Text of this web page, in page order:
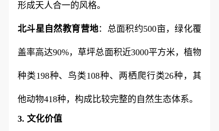
形成天人合一的风格。
北斗星自然教育营地：总面积约500亩，绿化覆
盖率高达90%，草坪总面积近3000平方米，植物
种类198种、鸟类108种、两栖爬行类26种，其
他动物418种，构成比较完整的自然生态体系。
3. 文化价值